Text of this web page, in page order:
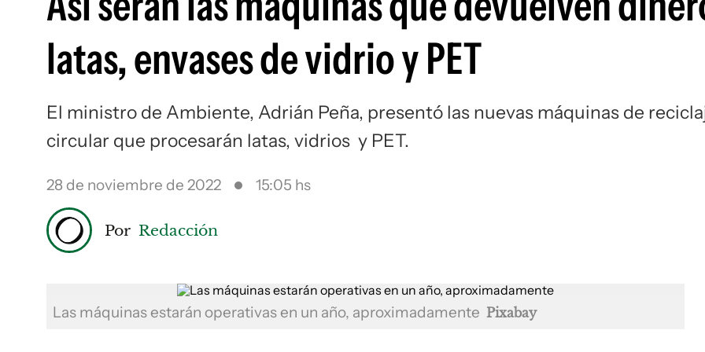
latas, envases de vidrio y PET
El ministro de Ambiente, Adrián Peña, presentó las nuevas máquinas de
circular que procesarán latas, vidrios y PET.
28 de noviembre de 2022 15:05 hs
Por Redacción
Las máquinas estarán operativas en un año, aproximadamente Pixabay